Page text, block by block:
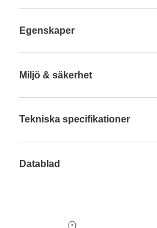
Egenskaper
Miljö & säkerhet
Tekniska specifikationer
Datablad